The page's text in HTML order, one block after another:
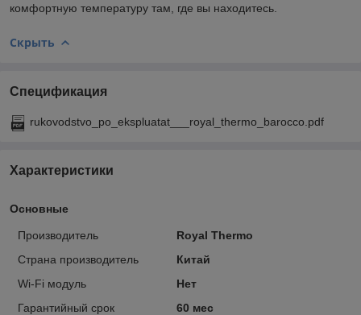
комфортную температуру там, где вы находитесь.
Скрыть
Спецификация
rukovodstvo_po_ekspluatat___royal_thermo_barocco.pdf
Характеристики
Основные
Производитель
Royal Thermo
Страна производитель
Китай
Wi-Fi модуль
Нет
Гарантийный срок
60 мес